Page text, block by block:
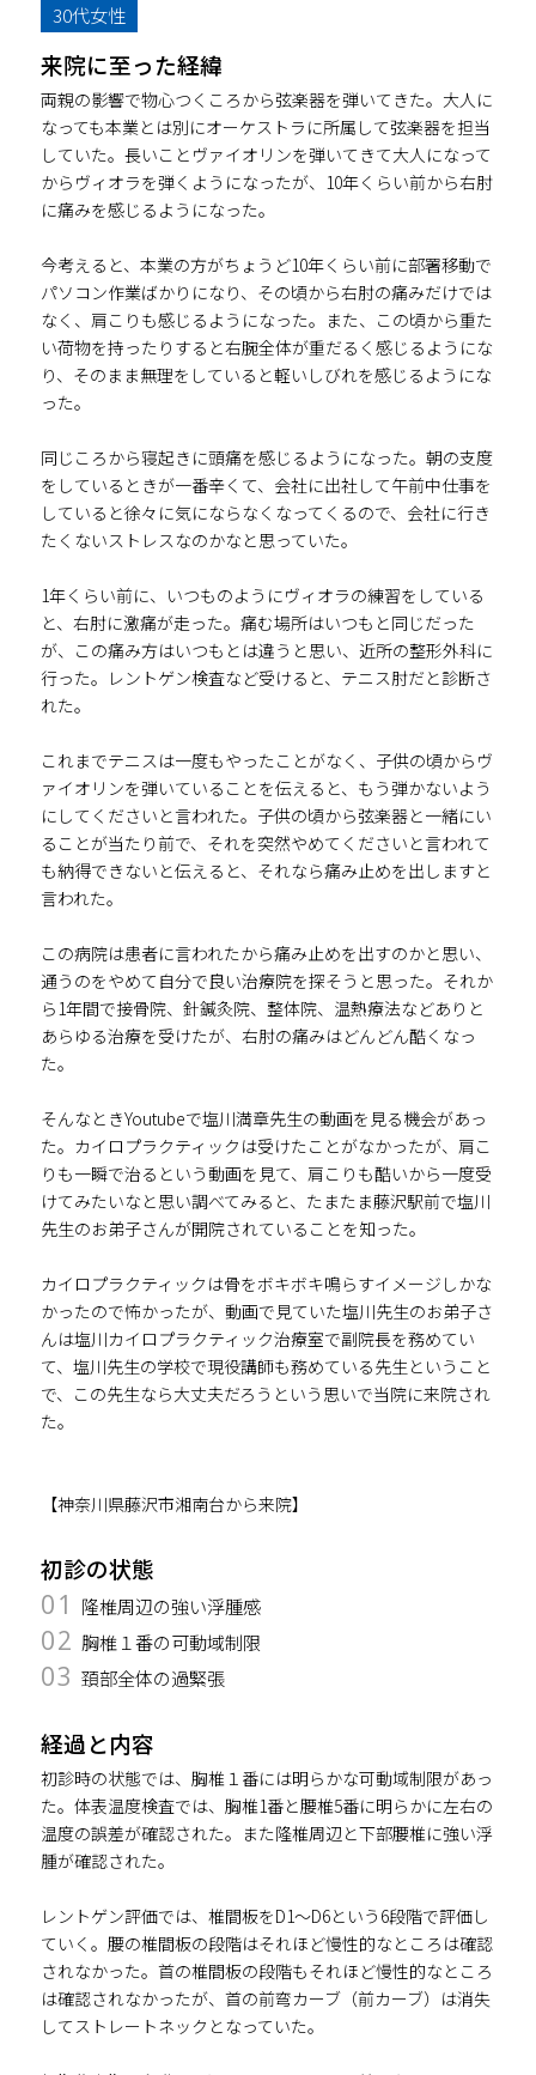
30代女性
来院に至った経緯
両親の影響で物心つくころから弦楽器を弾いてきた。大人に
なっても本業とは別にオーケストラに所属して弦楽器を担当
していた。長いことヴァイオリンを弾いてきて大人になって
からヴィオラを弾くようになったが、10年くらい前から右肘
に痛みを感じるようになった。
今考えると、本業の方がちょうど10年くらい前に部署移動で
パソコン作業ばかりになり、その頃から右肘の痛みだけでは
なく、肩こりも感じるようになった。また、この頃から重た
い荷物を持ったりすると右腕全体が重だるく感じるようにな
り、そのまま無理をしていると軽いしびれを感じるようにな
った。
同じころから寝起きに頭痛を感じるようになった。朝の支度
をしているときが一番辛くて、会社に出社して午前中仕事を
していると徐々に気にならなくなってくるので、会社に行き
たくないストレスなのかなと思っていた。
1年くらい前に、いつものようにヴィオラの練習をしている
と、右肘に激痛が走った。痛む場所はいつもと同じだった
が、この痛み方はいつもとは違うと思い、近所の整形外科に
行った。レントゲン検査など受けると、テニス肘だと診断さ
れた。
これまでテニスは一度もやったことがなく、子供の頃からヴ
ァイオリンを弾いていることを伝えると、もう弾かないよう
にしてくださいと言われた。子供の頃から弦楽器と一緒にい
ることが当たり前で、それを突然やめてくださいと言われて
も納得できないと伝えると、それなら痛み止めを出しますと
言われた。
この病院は患者に言われたから痛み止めを出すのかと思い、
通うのをやめて自分で良い治療院を探そうと思った。それか
ら1年間で接骨院、針鍼灸院、整体院、温熱療法などありと
あらゆる治療を受けたが、右肘の痛みはどんどん酷くなっ
た。
そんなときYoutubeで塩川満章先生の動画を見る機会があっ
た。カイロプラクティックは受けたことがなかったが、肩こ
りも一瞬で治るという動画を見て、肩こりも酷いから一度受
けてみたいなと思い調べてみると、たまたま藤沢駅前で塩川
先生のお弟子さんが開院されていることを知った。
カイロプラクティックは骨をボキボキ鳴らすイメージしかな
かったので怖かったが、動画で見ていた塩川先生のお弟子さ
んは塩川カイロプラクティック治療室で副院長を務めてい
て、塩川先生の学校で現役講師も務めている先生ということ
で、この先生なら大丈夫だろうという思いで当院に来院され
た。
【神奈川県藤沢市湘南台から来院】
初診の状態
01 隆椎周辺の強い浮腫感
02 胸椎１番の可動域制限
03 頚部全体の過緊張
経過と内容
初診時の状態では、胸椎１番には明らかな可動域制限があっ
た。体表温度検査では、胸椎1番と腰椎5番に明らかに左右の
温度の誤差が確認された。また隆椎周辺と下部腰椎に強い浮
腫が確認された。
レントゲン評価では、椎間板をD1～D6という6段階で評価し
ていく。腰の椎間板の段階はそれほど慢性的なところは確認
されなかった。首の椎間板の段階もそれほど慢性的なところ
は確認されなかったが、首の前弯カーブ（前カーブ）は消失
してストレートネックとなっていた。